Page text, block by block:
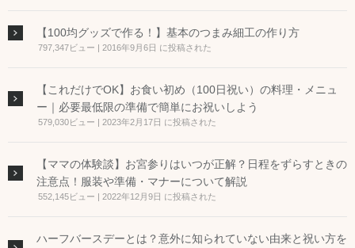
【100均グッズで作る！】基本のつまみ細工の作り方
797,347ビュー | 2016年9月6日 に投稿された
【これだけでOK】お食い初め（100日祝い）の料理・メニュ
ー｜必要最低限の準備で簡単にお祝いしよう
579,030ビュー | 2023年2月17日 に投稿された
【ママの体験談】お宮参りはいつが正解？日程をずらすときの
注意点！服装や準備・マナーについて解説
552,145ビュー | 2022年12月9日 に投稿された
ハーフバースデーとは？意外に知られていない由来と祝い方を